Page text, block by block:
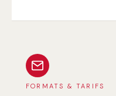
FORMATS & TARIFS